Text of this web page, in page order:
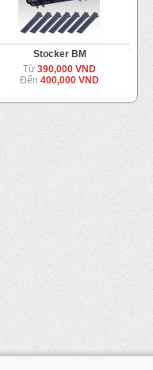
Stocker BM
Từ 390,000 VND
Đến 400,000 VND